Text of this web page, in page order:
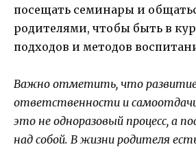
посещать семинары и
родителями, чтобы быть в
подходов и методов
Важно отметить, что
ответственности и
это не одноразовый процесс, а
над собой. В жизни родителя